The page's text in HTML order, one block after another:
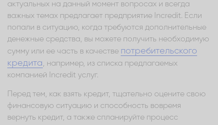
актуальных на данный момент вопросах и всегда
важных темах предлагает предприятие Incredit. Если
попали в ситуацию, когда требуются дополнительные
денежные средства, вы можете получить необходимую
сумму или ее часть в качестве потребительского
кредита, например, из списка предлагаемых
компанией Incredit услуг.
Перед тем, как взять кредит, тщательно оцените свою
финансовую ситуацию и способность вовремя
вернуть кредит, а также спланируйте процесс